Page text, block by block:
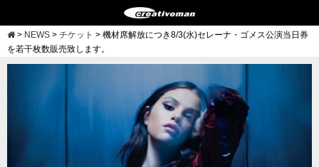
> NEWS > チケット > 機材席解放につき8/3(水)セレーナ・ゴメス公演当日券
を若干枚数販売致します。